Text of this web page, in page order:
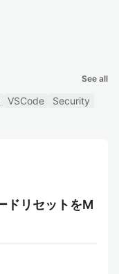
See all
VSCode
Security
ドリセットをM